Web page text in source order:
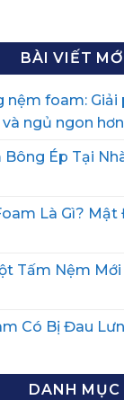
BÀI VIẾT MỚI
nệm foam:
ngủ ngon hơn
Ép Tại
Là Gì? Mật
Tấm Nệm Mới
Có Bị Đau
DANH MỤC